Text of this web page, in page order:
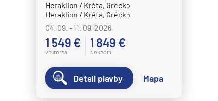
Heraklion / Kréta, Grécko
Heraklion / Kréta, Grécko
04. 09. - 11. 09. 2026
1 549 €
vnútorná
1 849 €
s oknom
Detail plavby Mapa